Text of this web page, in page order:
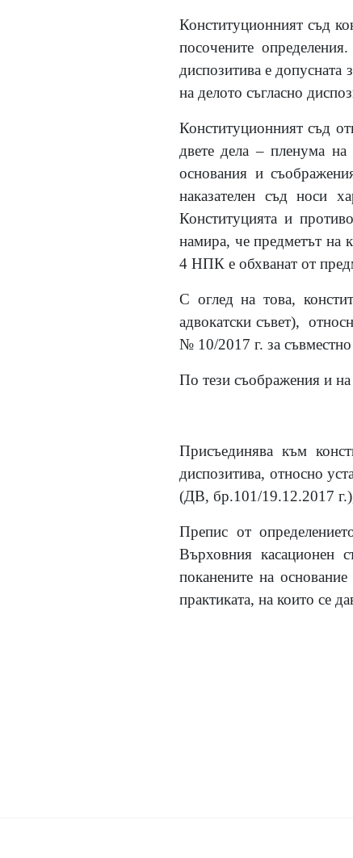
Конституционният съд
посочените
диспозитива е
на делото съгласно
Конституционният съд
двете дела – пленума
основания и
наказателен съд носи
Конституцията и
намира, че предметът на
4 НПК е обхванат от
С оглед на това,
адвокатски съвет),
№ 10/2017 г. за
По тези съображения и
Присъединява към
диспозитива, относно
(ДВ, бр.101/19.12.2017
Препис от
Върховния касационен
поканените на
практиката, на които се